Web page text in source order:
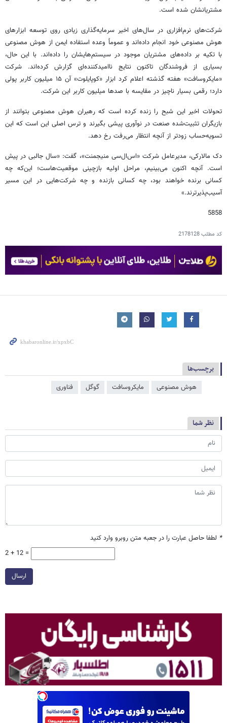
مشتریانشان شده است.
شرکت‌های نرم‌افزاری در سال‌های اخیر سرمایه‌گذاری زیادی روی توسعه ابزارهای
هوش مصنوعی خود انجام داده‌اند و عموماً وعده استفاده ایمن از هوش مصنوعی
با تکیه بر داده‌های مشتریان موجود در سیستم‌هایشان را داده‌اند. با این حال،
بسیاری از فروشندگان تاکنون نتایج ناامیدکننده‌ای گزارش کرده‌اند. شرکت
«مایکروسافت» هفته گذشته اعلام کرد ابزار «کوپایلوت» آن ۱۵ میلیون کاربر پولی
دارد؛ رقمی بسیار ناچیز در مقایسه با صدها میلیون کاربر این شرکت.
تحولات اخیر این شبح را زنده کرده است که رهبران هوش مصنوعی بتوانند از
بازیگران تثبیت‌شده صنعت در نوآوری پیشی بگیرند و ترس اصلی این است که این
تسویه‌حساب زودتر از آنچه انتظار می‌رفت رخ دهد.
دک مالارکی، مدیرعامل شرکت «اس‌ال‌سی منیجمنت»، گفت: «سال جالبی در پیش
است. آنچه اکنون می‌بینیم، مراحل اولیه بازچینی موقعیت‌هاست؛ این‌که چه
کسانی برنده خواهند بود، چه کسانی بازنده و چه شرکت‌هایی در این مسیر
آسیب‌پذیرترند.»
5858
کد مطلب2178128
برچسب‌ها
هوش مصنوعی مایکروسافت گوگل فناوری
نظر شما
* لطفا حاصل عبارت را در جعبه متن روبرو وارد کنید
2 + 12 =
ارسال